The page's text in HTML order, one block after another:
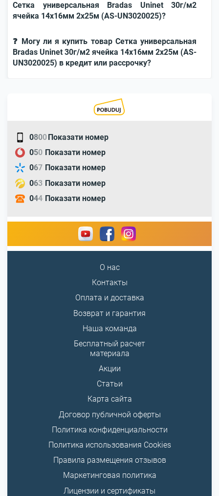
Сетка универсальная Bradas Uninet 30г/м2
ячейка 14х16мм 2х25м (AS-UN3020025)?
❓ Могу ли я купить товар Сетка универсальная
Bradas Uninet 30г/м2 ячейка 14х16мм 2х25м (AS-
UN3020025) в кредит или рассрочку?
0800Показати номер
050 Показати номер
067 Показати номер
063 Показати номер
044 Показати номер
О нас
Контакты
Оплата и доставка
Возврат и гарантия
Наша команда
Бесплатный расчет
материала
Акции
Статьи
Карта сайта
Договор публичной оферты
Политика конфиденциальности
Политика использования Cookies
Правила размещения отзывов
Маркетинговая политика
Лицензии и сертификаты